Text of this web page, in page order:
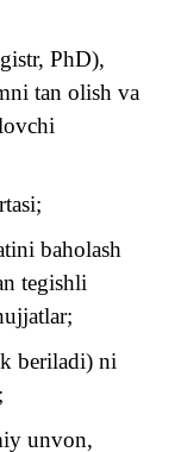
PhD),
tan olish va
baholash
tegishli
beriladi) ni
unvon,